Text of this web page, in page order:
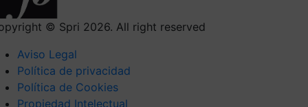
© Spri 2026. All right reserved
Aviso Legal
Política de privacidad
Política de Cookies
Propiedad Intelectual